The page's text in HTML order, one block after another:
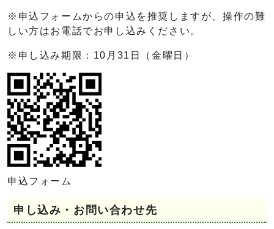
※申込フォームからの申込を推奨しますが、操作の難
しい方はお電話でお申し込みください。
※申し込み期限：10月31日（金曜日）
申込フォーム
申し込み・お問い合わせ先